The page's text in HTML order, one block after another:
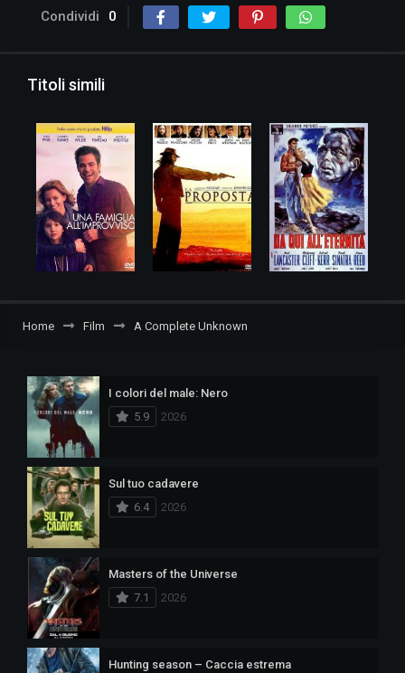
Condividi 0
Titoli simili
Home Film A Complete Unknown
I colori del male: Nero
5.9
2026
Sul tuo cadavere
6.4
2026
Masters of the Universe
7.1
2026
Hunting season – Caccia estrema